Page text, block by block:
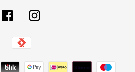
FacebookInstagram
Metodi
pagamento